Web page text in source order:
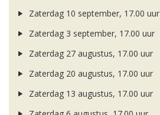
Zaterdag 10 september, 17.00 uur
Zaterdag 3 september, 17.00 uur
Zaterdag 27 augustus, 17.00 uur
Zaterdag 20 augustus, 17.00 uur
Zaterdag 13 augustus, 17.00 uur